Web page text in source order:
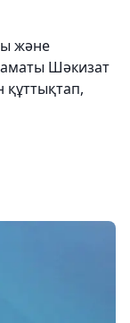
және
Шәкизат